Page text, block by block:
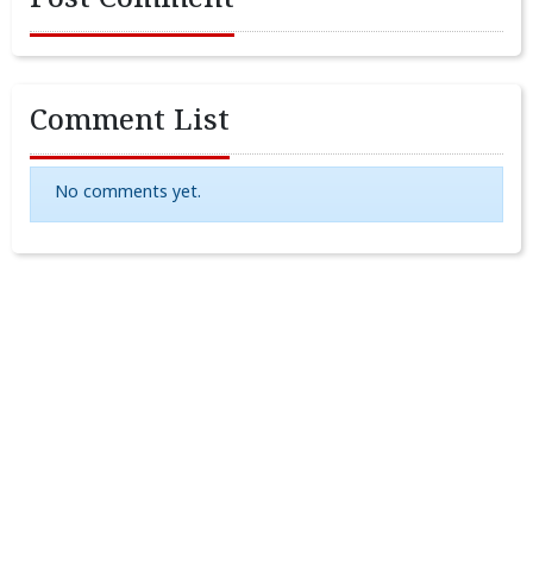
Comment List
No comments yet.